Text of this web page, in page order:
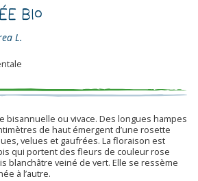
Bio
L.
bisannuelle ou vivace. Des longues hampes
de haut émergent d’une rosette
velues et gaufrées. La floraison est
qui portent des fleurs de couleur rose
blanchâtre veiné de vert. Elle se ressème
à l’autre.